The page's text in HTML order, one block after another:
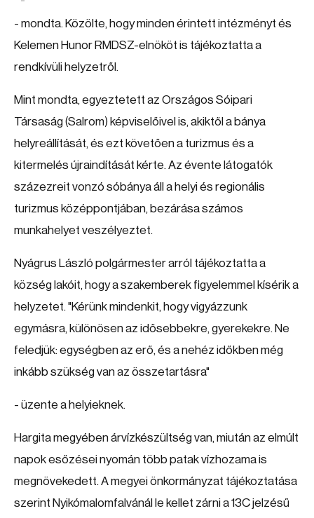
- mondta. Közölte, hogy minden érintett intézményt és
Kelemen Hunor RMDSZ-elnököt is tájékoztatta a
rendkívüli helyzetről.
Mint mondta, egyeztetett az Országos Sóipari
Társaság (Salrom) képviselőivel is, akiktől a bánya
helyreállítását, és ezt követően a turizmus és a
kitermelés újraindítását kérte. Az évente látogatók
százezreit vonzó sóbánya áll a helyi és regionális
turizmus középpontjában, bezárása számos
munkahelyet veszélyeztet.
Nyágrus László polgármester arról tájékoztatta a
község lakóit, hogy a szakemberek figyelemmel kísérik a
helyzetet. "Kérünk mindenkit, hogy vigyázzunk
egymásra, különösen az idősebbekre, gyerekekre. Ne
feledjük: egységben az erő, és a nehéz időkben még
inkább szükség van az összetartásra"
- üzente a helyieknek.
Hargita megyében árvízkészültség van, miután az elmúlt
napok esőzései nyomán több patak vízhozama is
megnövekedett. A megyei önkormányzat tájékoztatása
szerint Nyikómalomfalvánál le kellet zárni a 13C jelzésű